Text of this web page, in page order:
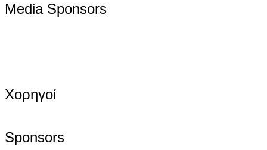
Media Sponsors
Χορηγοί
Sponsors